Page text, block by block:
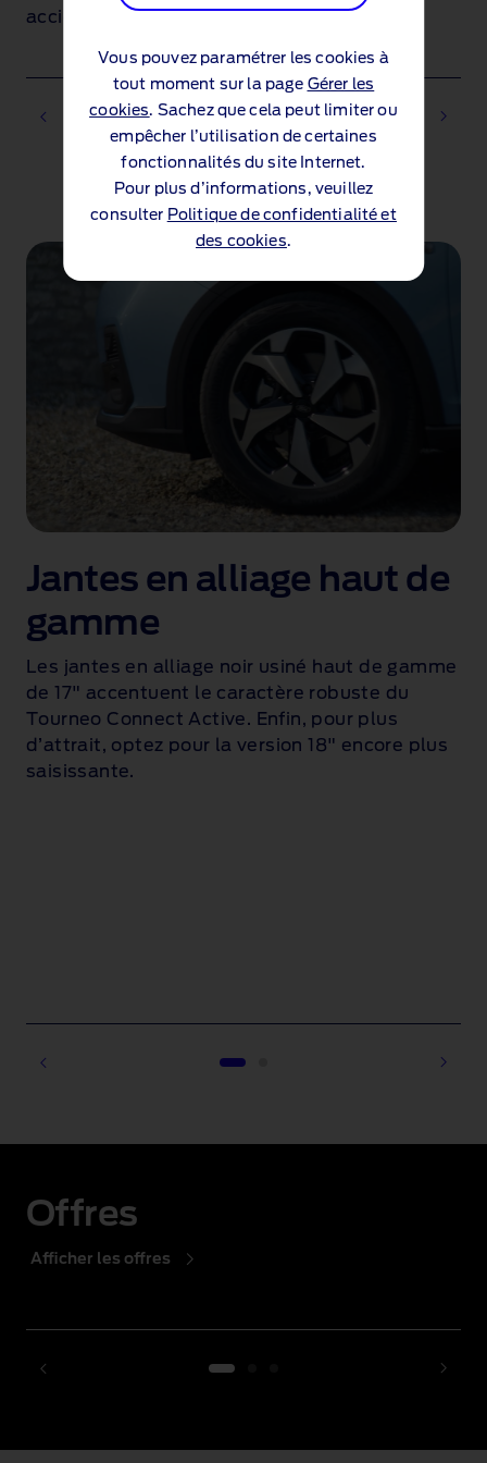
accidentés.
Jantes en alliage haut de
gamme
Les jantes en alliage noir usiné haut de gamme
de 17" accentuent le caractère robuste du
Tourneo Connect Active. Enfin, pour plus
d’attrait, optez pour la version 18" encore plus
saisissante.
1 of 2
Offres
Afficher les offres
1 of 3
Vous pouvez paramétrer les cookies à
tout moment sur la page Gérer les
cookies. Sachez que cela peut limiter ou
empêcher l’utilisation de certaines
fonctionnalités du site Internet.
Pour plus d’informations, veuillez
consulter Politique de confidentialité et
des cookies.